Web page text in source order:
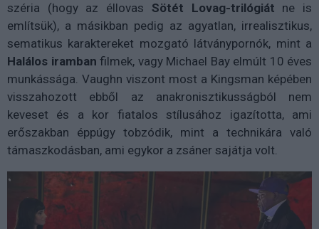
széria (hogy az éllovas Sötét Lovag-trilógiát ne is
említsük), a másikban pedig az agyatlan, irrealisztikus,
sematikus karaktereket mozgató látványpornók, mint a
Halálos iramban filmek, vagy Michael Bay elmúlt 10 éves
munkássága. Vaughn viszont most a Kingsman képében
visszahozott ebből az anakronisztikusságból nem
keveset és a kor fiatalos stílusához igazította, ami
erőszakban éppúgy tobzódik, mint a technikára való
támaszkodásban, ami egykor a zsáner sajátja volt.